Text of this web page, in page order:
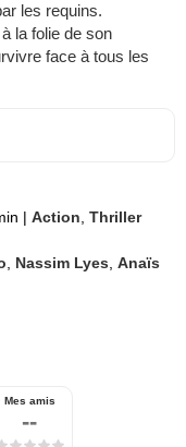
les requins.
la folie de son
face à tous les
| Action ,Thriller
Nassim Lyes ,Anaïs
Mes amis
--